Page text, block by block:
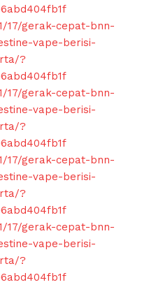
17/gerak-cepat-bnn-
vape-berisi-
?
17/gerak-cepat-bnn-
vape-berisi-
?
17/gerak-cepat-bnn-
vape-berisi-
?
17/gerak-cepat-bnn-
vape-berisi-
?